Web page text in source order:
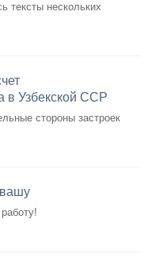
тексты нескольких
в Узбекской ССР
стороны застроек